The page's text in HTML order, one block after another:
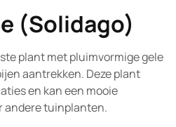
(Solidago)
plant met pluimvormige gele
aantrekken. Deze plant
en kan een mooie
andere tuinplanten.